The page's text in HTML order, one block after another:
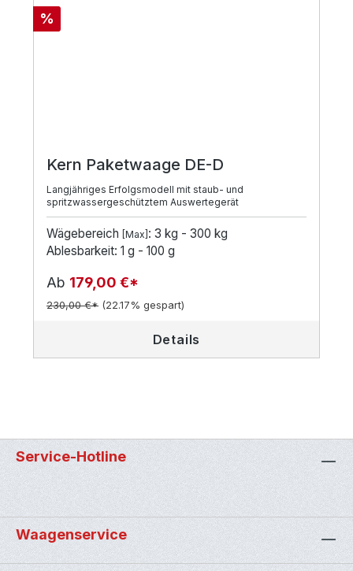
Rabatt
%
Kern Paketwaage DE-D
Langjähriges Erfolgsmodell mit staub- und
spritzwassergeschütztem Auswertegerät
Wägebereich [Max] : 3 kg - 300 kg
Ablesbarkeit: 1 g - 100 g
Ab 179,00 €*
230,00 €* (22.17% gespart)
Details
Service-Hotline
Waagenservice